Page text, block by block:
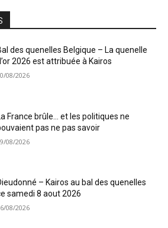
des quenelles Belgique – La quenelle
2026 est attribuée à Kairos
08/2026
France brûle… et les politiques ne
pas ne pas savoir
08/2026
– Kairos au bal des quenelles
samedi 8 aout 2026
08/2026